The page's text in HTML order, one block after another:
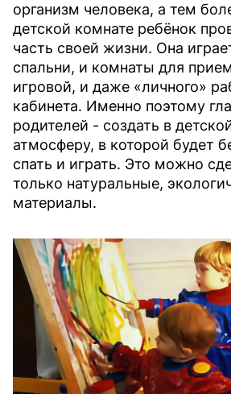
организм человека, а тем
детской комнате ребёнок
часть своей жизни. Она
спальни, и комнаты для
игровой, и даже «личного»
кабинета. Именно поэтому
родителей - создать в
атмосферу, в которой будет
спать и играть. Это можно
только натуральные,
материалы.